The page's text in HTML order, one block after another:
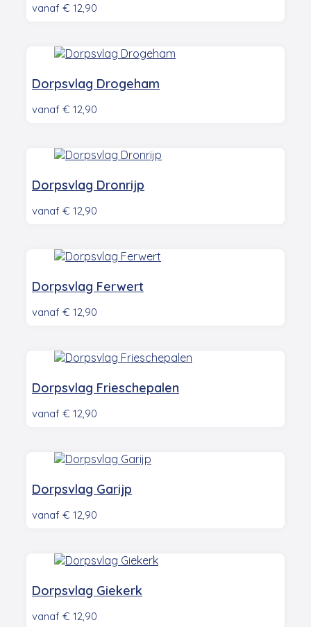
vanaf € 12,90
Dorpsvlag Drogeham
vanaf € 12,90
Dorpsvlag Dronrijp
vanaf € 12,90
Dorpsvlag Ferwert
vanaf € 12,90
Dorpsvlag Frieschepalen
vanaf € 12,90
Dorpsvlag Garijp
vanaf € 12,90
Dorpsvlag Giekerk
vanaf € 12,90